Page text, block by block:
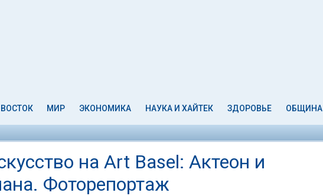
МИР ЭКОНОМИКА НАУКА И ХАЙТЕК ЗДОРОВЬЕ ОБЩИНА
на Art Basel: Актеон и
Фоторепортаж